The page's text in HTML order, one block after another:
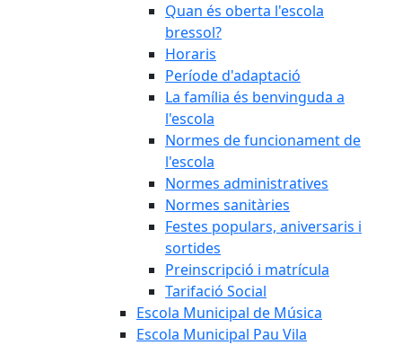
Quan és oberta l'escola
bressol?
Horaris
Període d'adaptació
La família és benvinguda a
l'escola
Normes de funcionament de
l'escola
Normes administratives
Normes sanitàries
Festes populars, aniversaris i
sortides
Preinscripció i matrícula
Tarifació Social
Escola Municipal de Música
Escola Municipal Pau Vila